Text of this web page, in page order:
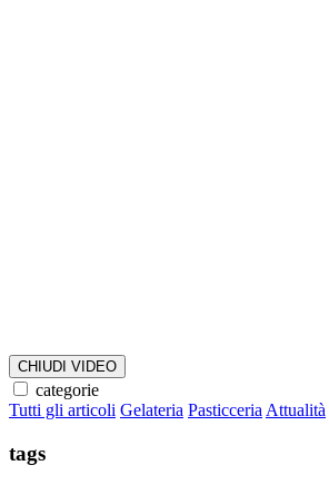
CHIUDI VIDEO
categorie
Tutti gli articoli Gelateria Pasticceria Attualità
tags